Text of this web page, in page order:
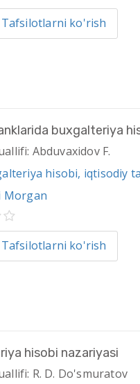
Tafsilotlarni ko'rish
buxgalteriya
Abduvaxidov F.
hisobi, iqtisodiy
Morgan
Tafsilotlarni ko'rish
hisobi nazariyasi
R. D. Do'smuratov